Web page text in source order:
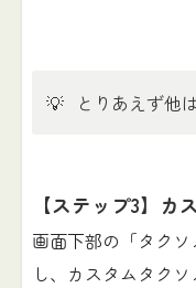
💡 とりあえず他
【ステップ3】
画面下部の「タク
し、カスタムタクソ